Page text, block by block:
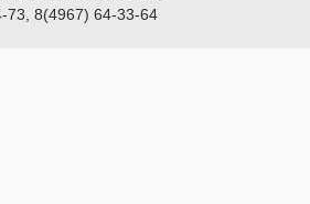
8(4967) 64-33-64